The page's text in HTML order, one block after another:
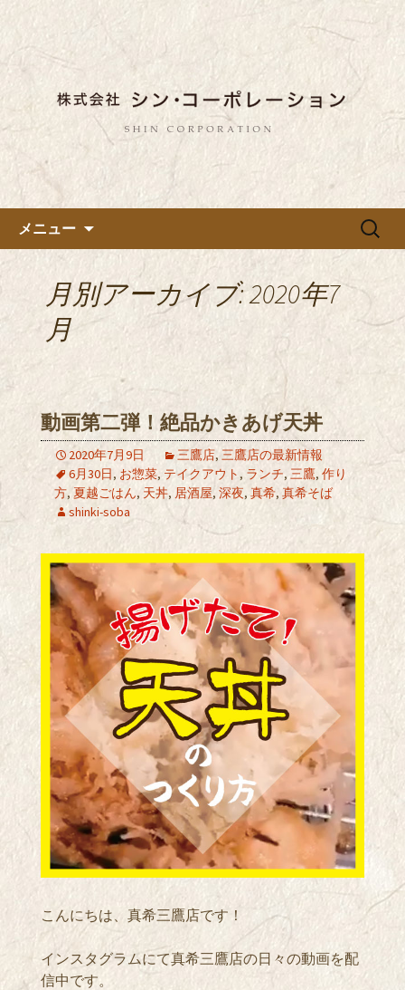
都内に5店舗展開している蕎麦
のお店「真希（しんき）」を運
営する「株式会社シン・コーポ
レーション」のブログ
東京都内に5店舗ある美味しい蕎麦のお
店「真希（しんき）」と運営の「株式
会社シン・コーポレーション」の新着
情報はこちら。店舗によって24時間営
業、宴会なども承っております。季節
のメニューも豊富にご用意。
メニュー
検
月別アーカイブ: 2020年7
月
動画第二弾！絶品かきあげ天丼
2020年7月9日 三鷹店,三鷹店の最新情報
6月30日, お惣菜, テイクアウト, ランチ,三鷹, 作り
方, 夏越ごはん, 天丼, 居酒屋, 深夜, 真希, 真希そば
shinki-soba
こんにちは、真希三鷹店です！
インスタグラムにて真希三鷹店の日々の動画を配
信中です。